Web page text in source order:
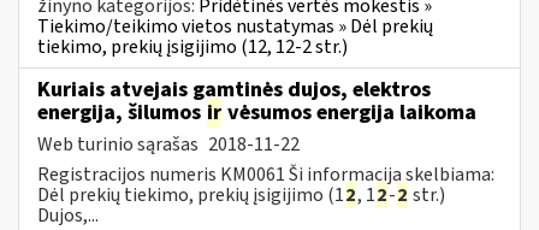
žinyno kategorijos: Pridėtinės vertės mokestis »
Tiekimo/teikimo vietos nustatymas » Dėl prekių
tiekimo, prekių įsigijimo (12, 12-2 str.)
Kuriais atvejais gamtinės dujos, elektros
energija, šilumos ir vėsumos energija laikoma
Web turinio sąrašas 2018-11-22
Registracijos numeris KM0061 Ši informacija skelbiama:
Dėl prekių tiekimo, prekių įsigijimo (12, 12-2 str.)
Dujos,...